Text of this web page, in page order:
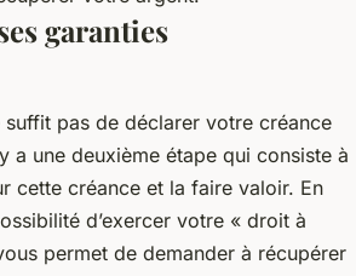
garanties
suffit pas de déclarer votre créance
a une deuxième étape qui consiste à
cette créance et la faire valoir. En
d’exercer votre « droit à
permet de demander à récupérer